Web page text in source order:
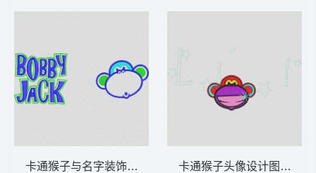
卡通猴子与名字装饰 猴子_卡通贴布卡通猴子头像设计图 猴子_